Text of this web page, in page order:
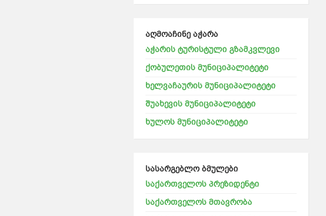
აღმოაჩინე აჭარა
აჭარის ტურისტული გზამკვლევი
ქობულეთის მუნიციპალიტეტი
ხელვაჩაურის მუნიციპალიტეტი
შუახევის მუნიციპალიტეტი
ხულოს მუნიციპალიტეტი
სასარგებლო ბმულები
საქართველოს პრეზიდენტი
საქართველოს მთავრობა